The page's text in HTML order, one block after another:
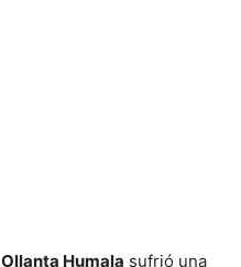
Ollanta Humala sufrió una